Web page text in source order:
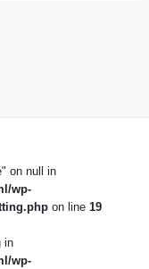
on null in
wp-
on line 19
in
wp-